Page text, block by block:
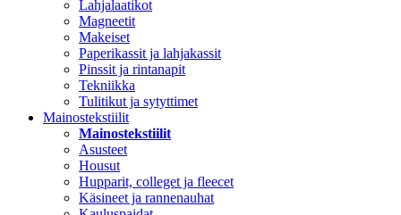
Lahjalaatikot
Magneetit
Makeiset
Paperikassit ja lahjakassit
Pinssit ja rintanapit
Tekniikka
Tulitikut ja sytyttimet
Mainostekstiilit
Mainostekstiilit
Asusteet
Housut
Hupparit, colleget ja fleecet
Käsineet ja rannenauhat